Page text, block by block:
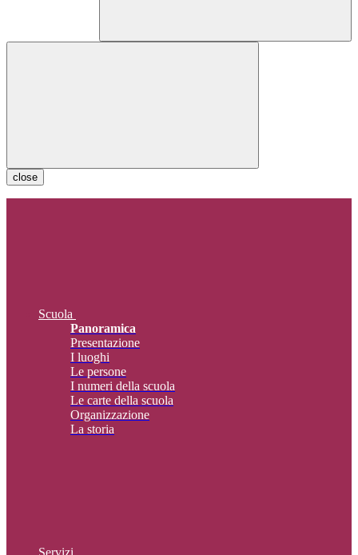
close
Scuola
Panoramica
Presentazione
I luoghi
Le persone
I numeri della scuola
Le carte della scuola
Organizzazione
La storia